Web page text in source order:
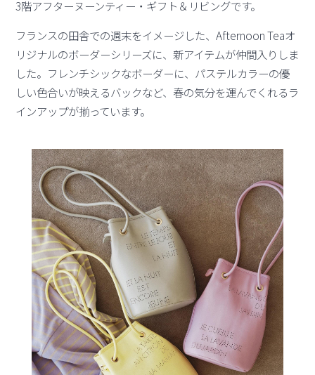
3階アフターヌーンティー・ギフト＆リビングです。
フランスの田舎での週末をイメージした、Afternoon Teaオ
リジナルのボーダーシリーズに、新アイテムが仲間入りしま
した。フレンチシックなボーダーに、パステルカラーの優
しい色合いが映えるバックなど、春の気分を運んでくれるラ
インアップが揃っています。